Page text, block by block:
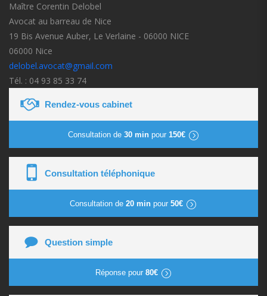
Maître Corentin Delobel
Avocat au barreau de Nice
19 Bis Avenue Auber, Le Verlaine - 06000 NICE
06000 Nice
delobel.avocat@gmail.com
Tél. : 04 93 85 33 74
Rendez-vous cabinet
Consultation de 30 minpour 150€
Consultation téléphonique
Consultation de 20 min pour 50€
Question simple
Réponse pour 80€